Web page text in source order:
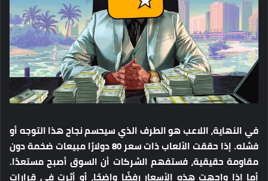
في النهاية، اللاعب هو الطرف الذي سيحسم نجاح هذا التوجه أو
فشله. إذا حققت الألعاب ذات سعر 80 دولارًا مبيعات ضخمة دون
مقاومة حقيقية، فستفهم الشركات أن السوق أصبح مستعدًا.
أما إذا واجهت هذه الأسعار رفضًا واضحًا، أو أثرت في قرارات